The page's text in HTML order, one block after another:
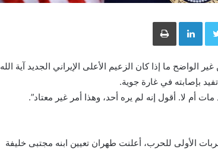
Twitter
LinkedInطباعة
الواضح ما إذا كان الزعيم الأعلى ‌الإيراني الجديد آية الله
بإصابته في ​غارة جوية.
أم لا. ⁠أقول إنه لم يره أحد، وهذا أمر ​غير معتاد”.
الأولى للحرب، أعلنت طهران تعيين ابنه مجتبى خليفة